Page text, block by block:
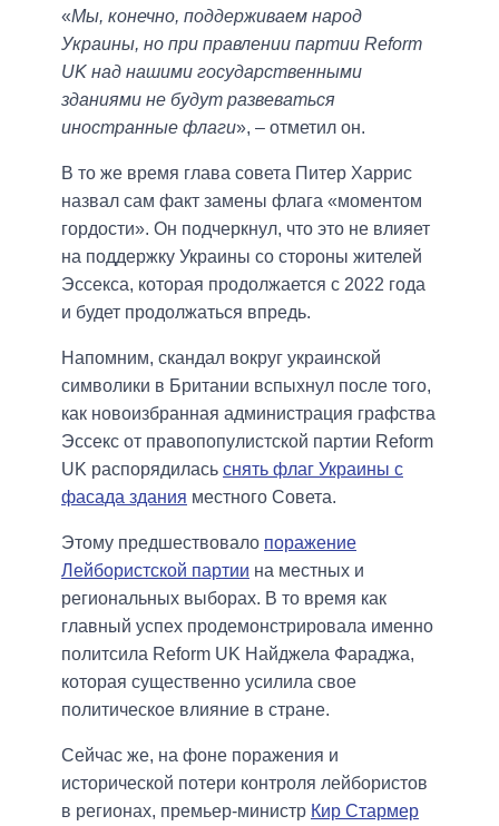
«Мы, конечно, поддерживаем народ
Украины, но при правлении партии Reform
UK над нашими государственными
зданиями не будут развеваться
иностранные флаги», – отметил он.
В то же время глава совета Питер Харрис
назвал сам факт замены флага «моментом
гордости». Он подчеркнул, что это не влияет
на поддержку Украины со стороны жителей
Эссекса, которая продолжается с 2022 года
и будет продолжаться впредь.
Напомним, скандал вокруг украинской
символики в Британии вспыхнул после того,
как новоизбранная администрация графства
Эссекс от правопопулистской партии Reform
UK распорядилась снять флаг Украины с
фасада здания местного Совета.
Этому предшествовало поражение
Лейбористской партии на местных и
региональных выборах. В то время как
главный успех продемонстрировала именно
политсила Reform UK Найджела Фараджа,
которая существенно усилила свое
политическое влияние в стране.
Сейчас же, на фоне поражения и
исторической потери контроля лейбористов
в регионах, премьер-министр Кир Стармер